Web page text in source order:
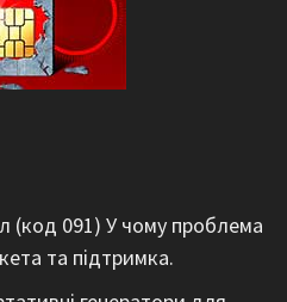
(код 091) У чому проблема
та підтримка.